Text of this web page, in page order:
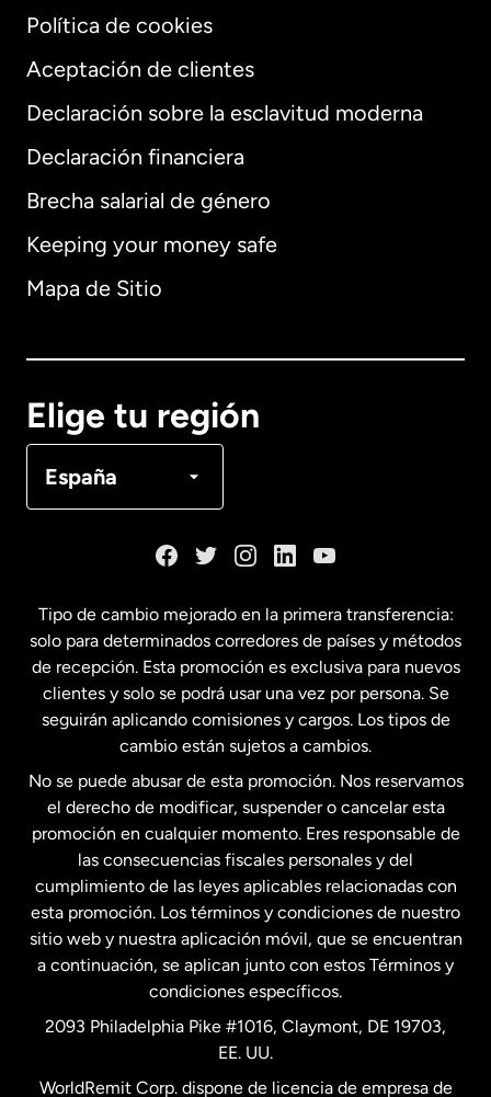
Política de cookies
Aceptación de clientes
Declaración sobre la esclavitud moderna
Declaración financiera
Brecha salarial de género
Keeping your money safe
Mapa de Sitio
Elige tu región
España
Internacional English
Alemania
Français
Estados Unidos English
Estados Unidos Español
Francia
Malasia
Nueva Zelanda
Países Bajos
Tipo de cambio mejorado en la primera transferencia:
solo para determinados corredores de países y métodos
de recepción. Esta promoción es exclusiva para nuevos
clientes y solo se podrá usar una vez por persona. Se
seguirán aplicando comisiones y cargos. Los tipos de
cambio están sujetos a cambios.
No se puede abusar de esta promoción. Nos reservamos
el derecho de modificar, suspender o cancelar esta
promoción en cualquier momento. Eres responsable de
las consecuencias fiscales personales y del
cumplimiento de las leyes aplicables relacionadas con
esta promoción. Los términos y condiciones de nuestro
sitio web y nuestra aplicación móvil, que se encuentran
a continuación, se aplican junto con estos Términos y
condiciones específicos.
2093 Philadelphia Pike #1016, Claymont, DE 19703,
EE. UU.
WorldRemit Corp. dispone de licencia de empresa de